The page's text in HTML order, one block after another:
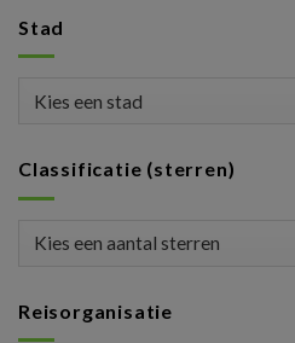
Stad
Classificatie (sterren)
Reisorganisatie